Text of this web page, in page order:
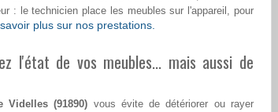
: le technicien place les meubles sur l'appareil, pour
plus sur nos prestations.
l'état de vos meubles... mais aussi de
Videlles (91890) vous évite de détériorer ou rayer